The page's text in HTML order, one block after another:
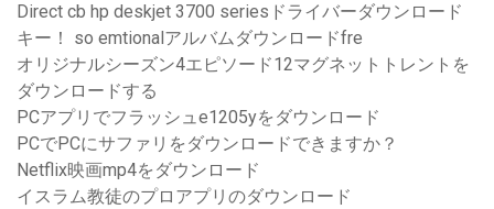
Direct cb hp deskjet 3700 seriesドライバーダウンロード
キー！ so emtionalアルバムダウンロードfre
オリジナルシーズン4エピソード12マグネットトレントを
ダウンロードする
PCアプリでフラッシュe1205yをダウンロード
PCでPCにサファリをダウンロードできますか？
Netflix映画mp4をダウンロード
イスラム教徒のプロアプリのダウンロード